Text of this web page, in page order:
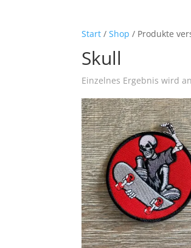
Start /Shop / Produkte
Skull
Einzelnes Ergebnis wird